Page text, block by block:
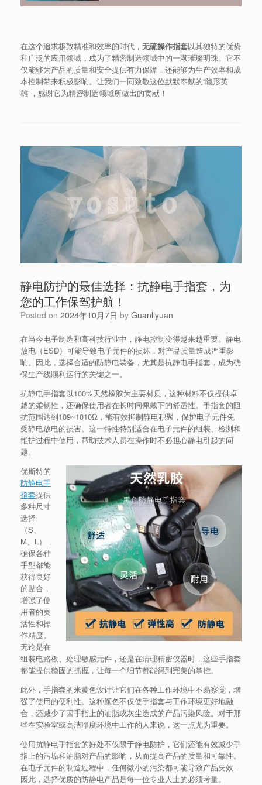
在这个追求极致精准和效率的时代， 无硫操作指套以其独特的优势
和广泛的应用领域，成为了精密制造领域中的一颗璀璨明珠。它不
仅能够为产品的质量和安全提供有力保障，还能够为生产效率和成
本控制带来积极影响。让我们一同致敬这位默默奉献的“隐形英
雄”，感谢它为精密制造领域所做出的贡献！
静电防护的最佳选择：抗静电手指套，为
您的工作保驾护航！
Posted on 2024年10月7日 by Guanliyuan
在当今电子制造和高科技行业中，静电控制变得越来越重要。静电
放电（ESD）可能导致电子元件的损坏，对产品质量造成严重影
响。因此，选择合适的防静电装备，尤其是抗静电手指套，成为确
保生产线顺利运行的关键之一。
抗静电手指套以100%天然橡胶为主要材质，这种材料不仅提供卓
越的柔韧性，还确保使用者在长时间佩戴下的舒适性。手指套的阻
抗范围达到109~1010Ω，能有效抑制静电积聚，保护电子元件免
受静电放电的损害。这一特性特别适合在电子元件的组装、检测和
维护过程中使用，帮助技术人员在操作时不必担心静电引起的问
题。
优斯特的
防静电手
指套提供
多种尺寸
选择
（S、
M、L），
确保各种
手型都能
获得良好
的贴合，
增强了使
用者的灵
活性和操
作精度。
无论是在
组装电路板、处理敏感元件，还是在清理精密仪器时，这些手指套
都能提供稳固的抓握，让每一个细节都能得到完美的掌控。
此外，手指套的米黄色设计让它们在各种工作环境中不易察觉，增
强了使用的便利性。这种颜色不仅使手指套与工作环境更好地融
合，还减少了因手指上的油脂或灰尘造成的产品污染风险。对于那
些在实验室或高洁净度环境中工作的人来说，这一点尤为重要。
使用抗静电手指套的好处不仅限于静电防护，它们还能有效减少手
指上的污垢和油脂对产品的影响，从而提高产品的质量和可靠性。
在电子元件的制造过程中，任何微小的污染都可能导致产品失效，
因此，选择优质的防静电产品是每一位专业人士的必须考量。